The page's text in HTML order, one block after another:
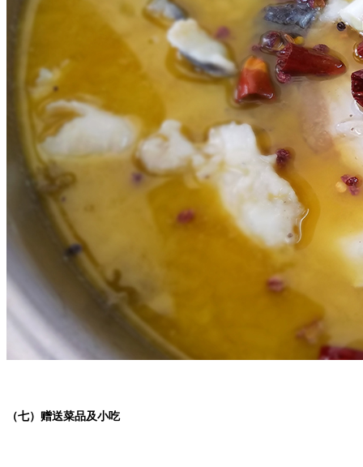
（七）赠送菜品及小吃